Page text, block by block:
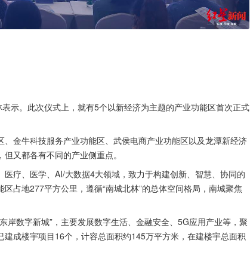
示。此次仪式上，就有5个以新经济为主题的产业功能区首次正式
金牛科技服务产业功能区、武侯电商产业功能区以及龙潭新经济
又都各有不同的产业侧重点。
疗、医学、AI/大数据4大领域，致力于构建创新、智慧、协同的
占地277平方公里，遵循“南城北林”的总体空间格局，南城聚焦
岸数字新城”，主要发展数字生活、金融安全、5G应用产业等，聚
成楼宇项目16个，计容总面积约145万平方米，在建楼宇总面积